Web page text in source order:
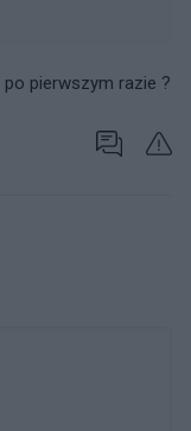
po pierwszym razie ?